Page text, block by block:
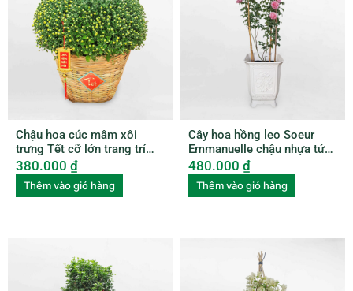
Chậu hoa cúc mâm xôi
trưng Tết cỡ lớn trang trí
xọt tre HCMX001
380.000 ₫
Thêm vào giỏ hàng
Cây hoa hồng leo Soeur
Emmanuelle chậu nhựa tứ
quý ROSE002
480.000 ₫
Thêm vào giỏ hàng